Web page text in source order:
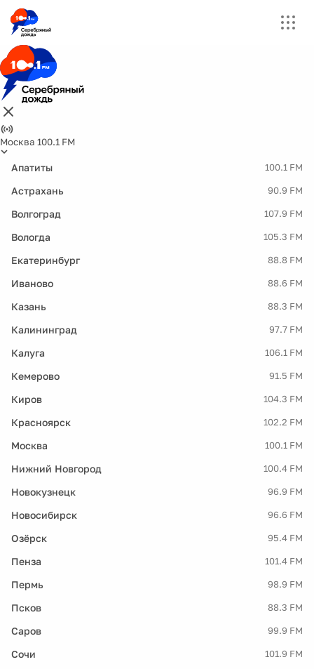
Москва 100.1 FM
Апатиты 100.1 FM
Астрахань 90.9 FM
Волгоград 107.9 FM
Вологда 105.3 FM
Екатеринбург 88.8 FM
Иваново 88.6 FM
Казань 88.3 FM
Калининград 97.7 FM
Калуга 106.1 FM
Кемерово 91.5 FM
Киров 104.3 FM
Красноярск 102.2 FM
Москва 100.1 FM
Нижний Новгород 100.4 FM
Новокузнецк 96.9 FM
Новосибирск 96.6 FM
Озёрск 95.4 FM
Пенза 101.4 FM
Пермь 98.9 FM
Псков 88.3 FM
Саров 99.9 FM
Сочи 101.9 FM